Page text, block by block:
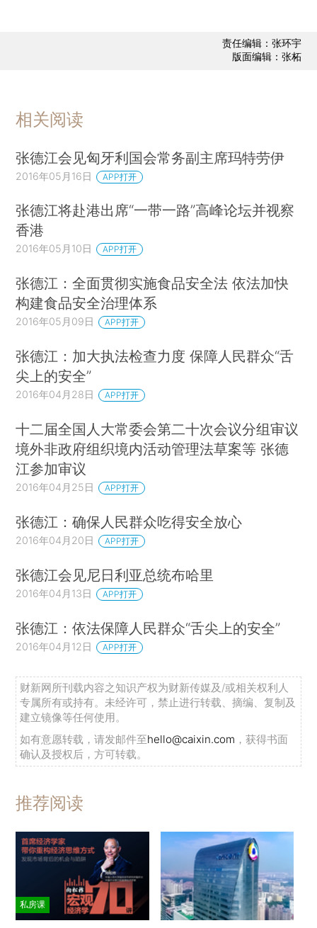
责任编辑：张环宇
版面编辑：张柘
相关阅读
张德江会见匈牙利国会常务副主席玛特劳伊
2016年05月16日 APP打开
张德江将赴港出席“一带一路”高峰论坛并视察
香港
2016年05月10日 APP打开
张德江：全面贯彻实施食品安全法 依法加快
构建食品安全治理体系
2016年05月09日 APP打开
张德江：加大执法检查力度 保障人民群众“舌
尖上的安全”
2016年04月28日 APP打开
十二届全国人大常委会第二十次会议分组审议
境外非政府组织境内活动管理法草案等 张德
江参加审议
2016年04月25日 APP打开
张德江：确保人民群众吃得安全放心
2016年04月20日 APP打开
张德江会见尼日利亚总统布哈里
2016年04月13日 APP打开
张德江：依法保障人民群众“舌尖上的安全”
2016年04月12日 APP打开
财新网所刊载内容之知识产权为财新传媒及/或相关权利人
专属所有或持有。未经许可，禁止进行转载、摘编、复制及
建立镜像等任何使用。
如有意愿转载，请发邮件至hello@caixin.com ，获得书面
确认及授权后，方可转载。
推荐阅读
私房课